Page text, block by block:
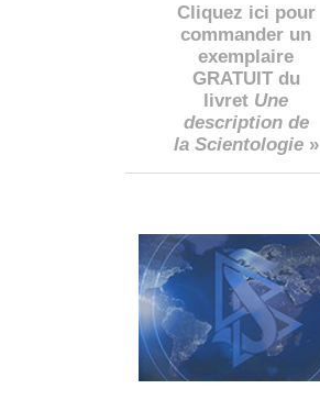
Cliquez ici pour
commander un
exemplaire
GRATUIT du
livret Une
description de
la Scientologie»